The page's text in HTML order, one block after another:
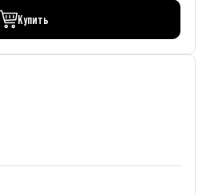
Купить